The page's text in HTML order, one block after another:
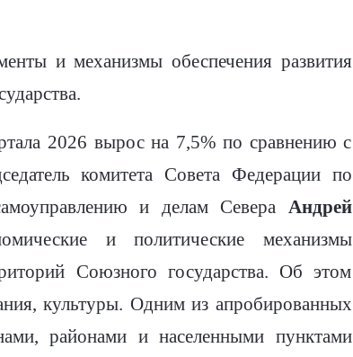
и механизмы обеспечения развития
2026 вырос на 7,5% по сравнению с
комитета Совета Федерации по
и делам Севера Андрей
и политические механизмы
Союзного государства. Об этом
культуры. Одним из апробированных
районами и населенными пунктами